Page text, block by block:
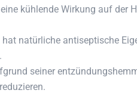
kühlende Wirkung auf der
natürliche antiseptische
seiner